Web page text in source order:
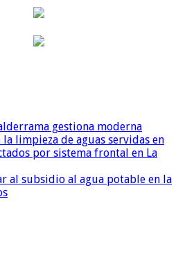
gestiona moderna
limpieza de aguas servidas en
por sistema frontal en La
al subsidio al agua potable en la